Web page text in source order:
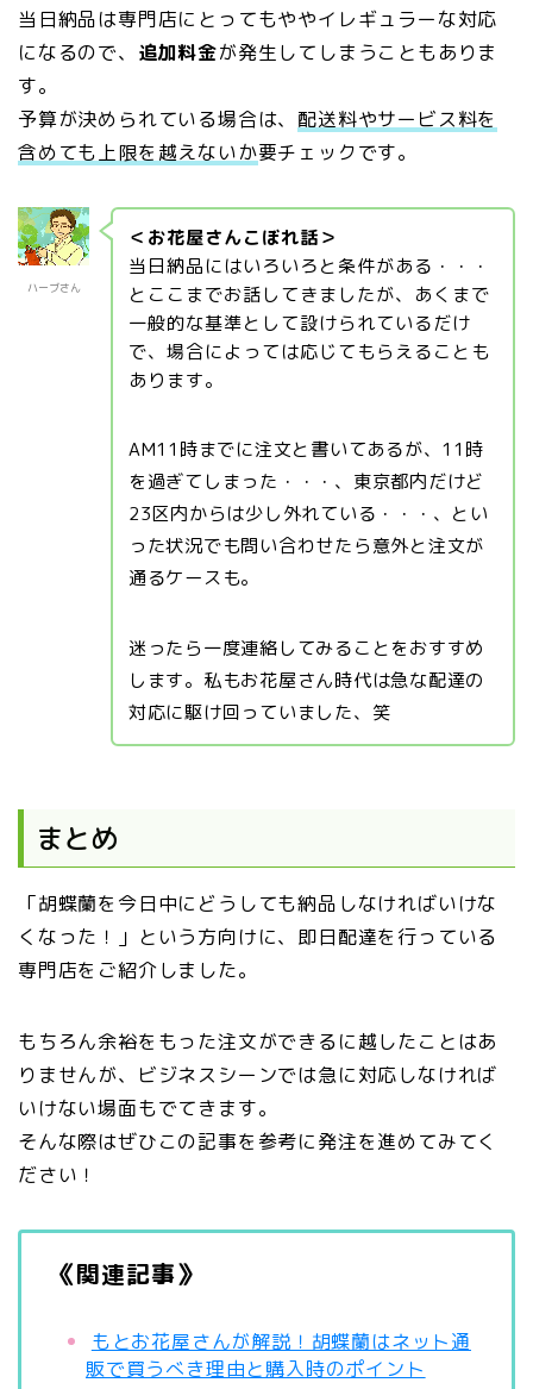
当日納品は専門店にとってもややイレギュラーな対応
になるので、 追加料金が発生してしまうこともありま
す。
予算が決められている場合は、 配送料やサービス料を
含めても上限を越えないか要チェックです。
ハーブさん
＜お花屋さんこぼれ話＞
当日納品にはいろいろと条件がある・・・
とここまでお話してきましたが、あくまで
一般的な基準として設けられているだけ
で、場合によっては応じてもらえることも
あります。
AM11時までに注文と書いてあるが、11時
を過ぎてしまった・・・、東京都内だけど
23区内からは少し外れている・・・、とい
った状況でも問い合わせたら意外と注文が
通るケースも。
迷ったら一度連絡してみることをおすすめ
します。私もお花屋さん時代は急な配達の
対応に駆け回っていました、笑
まとめ
「胡蝶蘭を今日中にどうしても納品しなければいけな
くなった！」という方向けに、即日配達を行っている
専門店をご紹介しました。
もちろん余裕をもった注文ができるに越したことはあ
りませんが、ビジネスシーンでは急に対応しなければ
いけない場面もでてきます。
そんな際はぜひこの記事を参考に発注を進めてみてく
ださい！
《関連記事》
もとお花屋さんが解説！胡蝶蘭はネット通
販で買うべき理由と購入時のポイント